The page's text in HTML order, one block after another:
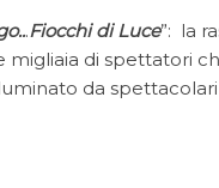
.Fiocchi di Luce”: la
migliaia di spettatori
da